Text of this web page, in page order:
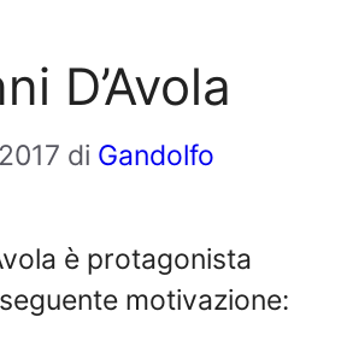
D’Avola
di Gandolfo
è protagonista
motivazione: